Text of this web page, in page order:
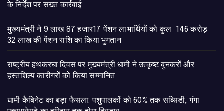
के निर्देश पर सख्त कार्रवाई
मुख्यमंत्री ने 9 लाख 87 हजार17 पेंशन लाभार्थियों को कुल 146 करोड़
32 लाख की पेंशन राशि का किया भुगतान
राष्ट्रीय हथकरघा दिवस पर मुख्यमंत्री धामी ने उत्कृष्ट बुनकरों और
हस्तशिल्प कारीगरों को किया सम्मानित
​धामी कैबिनेट का बड़ा फैसला: पशुपालकों को 60% तक सब्सिडी, गंगा